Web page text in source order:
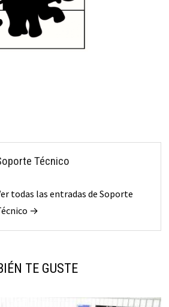
Técnico
todas las entradas de Soporte
→
TE GUSTE